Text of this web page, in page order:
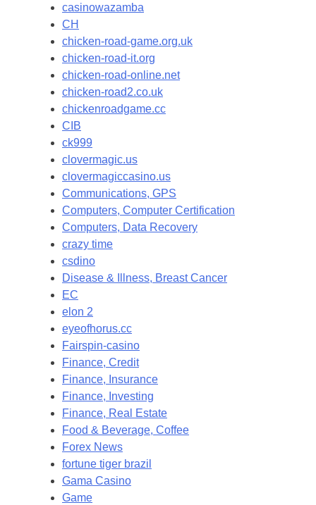
casinowazamba
CH
chicken-road-game.org.uk
chicken-road-it.org
chicken-road-online.net
chicken-road2.co.uk
chickenroadgame.cc
CIB
ck999
clovermagic.us
clovermagiccasino.us
Communications, GPS
Computers, Computer Certification
Computers, Data Recovery
crazy time
csdino
Disease & Illness, Breast Cancer
EC
elon 2
eyeofhorus.cc
Fairspin-casino
Finance, Credit
Finance, Insurance
Finance, Investing
Finance, Real Estate
Food & Beverage, Coffee
Forex News
fortune tiger brazil
Gama Casino
Game